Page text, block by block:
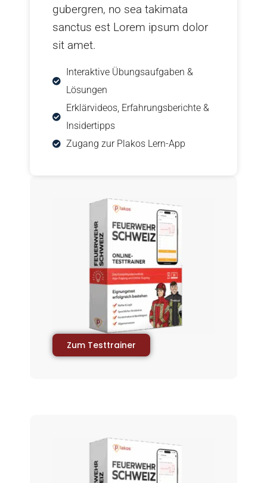
Zum Testtrainer
gubergren, no sea takimata
sanctus est Lorem ipsum dolor
sit amet.
Interaktive Übungsaufgaben &
Lösungen
Erklärvideos, Erfahrungsberichte &
Insidertipps
Zugang zur Plakos Lern-App